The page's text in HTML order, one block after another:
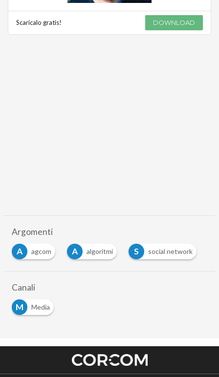
Scaricalo gratis! DOWNLOAD
Argomenti
A
agcom A algoritmi S social network
Canali
M
Media